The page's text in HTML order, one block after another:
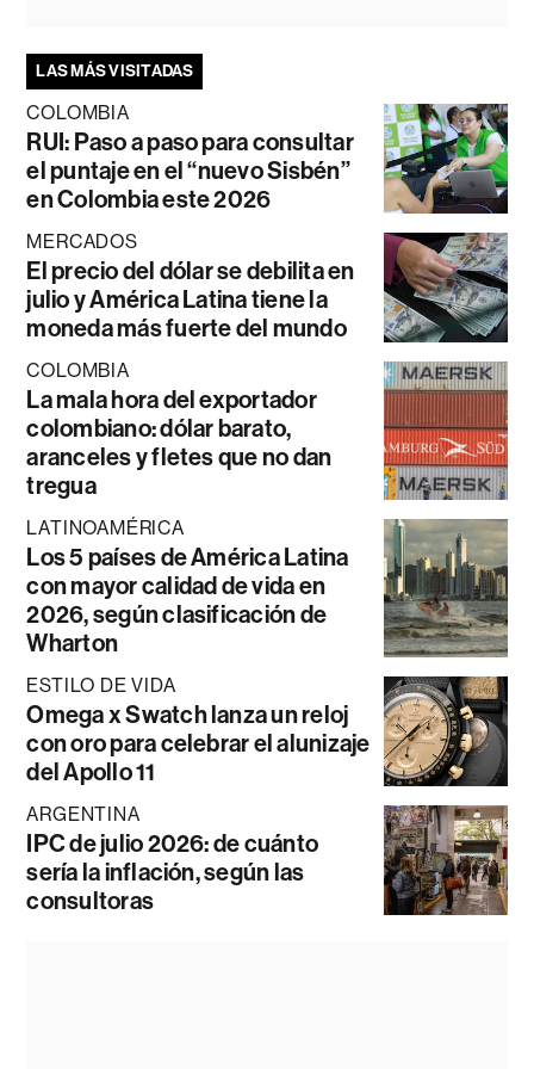
LAS MÁS VISITADAS
COLOMBIA
RUI: Paso a paso para consultar
el puntaje en el “nuevo Sisbén”
en Colombia este 2026
MERCADOS
El precio del dólar se debilita en
julio y América Latina tiene la
moneda más fuerte del mundo
COLOMBIA
La mala hora del exportador
colombiano: dólar barato,
aranceles y fletes que no dan
tregua
LATINOAMÉRICA
Los 5 países de América Latina
con mayor calidad de vida en
2026, según clasificación de
Wharton
ESTILO DE VIDA
Omega x Swatch lanza un reloj
con oro para celebrar el alunizaje
del Apollo 11
ARGENTINA
IPC de julio 2026: de cuánto
sería la inflación, según las
consultoras